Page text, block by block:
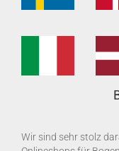
Wir sind sehr stolz